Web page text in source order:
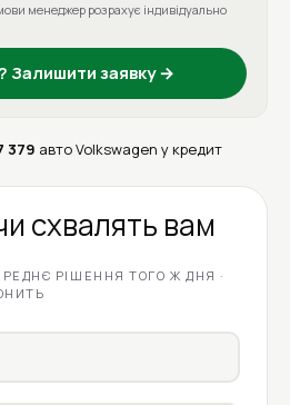
менеджер розрахує індивідуально
Залишити заявку →
379 авто Volkswagen у кредит
схвалять вам
РІШЕННЯ ТОГО Ж ДНЯ ·